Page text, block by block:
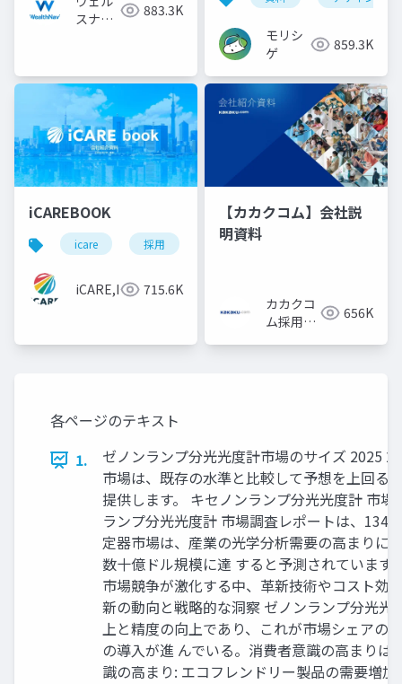
スナビ
883.3K
モリシ
ゲ
859.3K
iCAREBOOK
icare 採用 カルチャーデック
iCARE,Inc 715.6K
【カカクコム】会社説
明資料
カカクコ
ム採用担
656K
各ページのテキスト
1.
ゼノンランプ分光光度計市場のサイズ 2025
市場は、既存の水準と比較して予想を上回る
提供します。 キセノンランプ分光光度計 市
ランプ分光光度計 市場調査レポートは、134
定器市場は、産業の光学分析需要の高まりに
数十億ドル規模に達 すると予測されていま
市場競争が激化する中、革新技術やコスト効
新の動向と戦略的な洞察 ゼノンランプ分光
上と精度の向上であり、これが市場シェアの
の導入が進 んでいる。消費者意識の高まり
識の高まり: エコフレンドリー製品の需要増